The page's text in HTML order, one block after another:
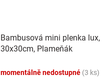
Bambusová mini plenka lux,
30x30cm, Plameňák
momentálně nedostupné (3 ks)